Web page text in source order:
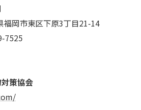
岡市東区下原3丁目21-14
7525
策協会